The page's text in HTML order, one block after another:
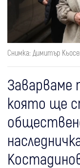
Снимка: Димитър
Заварваме
която ще